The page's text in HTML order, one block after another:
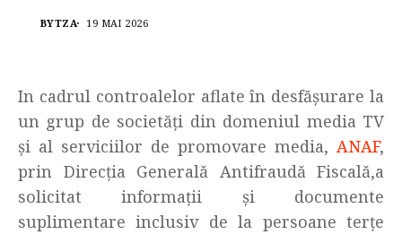
BYTZA 19 MAI 2026
In cadrul controalelor aflate în desfășurare la
un grup de societăți din domeniul media TV
și al serviciilor de promovare media, ANAF,
prin Direcția Generală Antifraudă Fiscală,a
solicitat informații și documente
suplimentare inclusiv de la persoane terțe